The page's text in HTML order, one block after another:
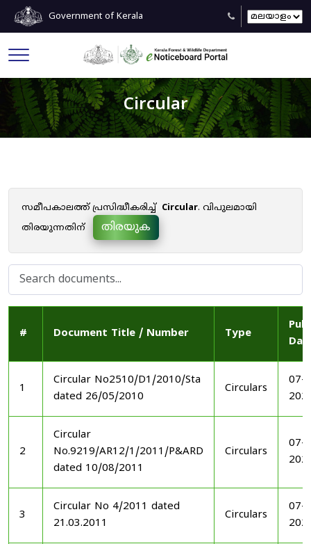
Government of Kerala
Circular
സമീപകാലത്ത് പ്രസിദ്ധീകരിച്ച് Circular. വിപുലമായി
തിരയുന്നതിന്
തിരയുക
# Document Title / Number Type
1
Circular No2510/D1/2010/Sta
dated 26/05/2010
Circulars
07-
2
Circular
No.9219/AR12/1/2011/P&ARD
dated 10/08/2011
Circulars
07-
3
Circular No 4/2011 dated
21.03.2011
Circulars
07-